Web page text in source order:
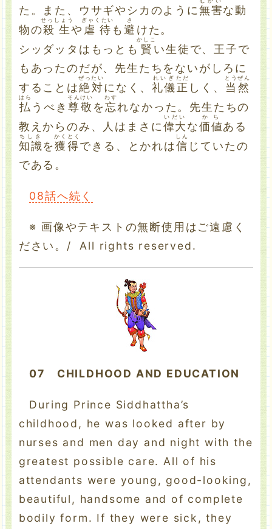
た。また、ウサギやシカのように無害な動
物の殺生
せっしょう
や 虐待
ぎゃくたい
も避
さ
けた。
シッダッタはもっとも 賢
かしこ
い生徒で、王子で
もあったのだが、先生たちをないがしろに
することは絶対
ぜったい
になく、礼儀
れいぎ
正
ただ
しく、 当然
とうぜん
払
はら
うべき 尊敬
そんけい
を忘
わす
れなかった。先生たちの
教えからのみ、人はまさに偉大
いだい
な価値
かち
ある
知識
ちしき
を獲得
かくとく
できる、とかれは信
しん
じていたの
である。
08話へ続く
※ 画像やテキストの無断使用はご遠慮く
ださい。/ All rights reserved.
07 CHILDHOOD AND EDUCATION
During Prince Siddhattha’s
childhood, he was looked after by
nurses and men day and night with the
greatest possible care. All of his
attendants were young, good-looking,
beautiful, handsome and of complete
bodily form. If they were sick, they